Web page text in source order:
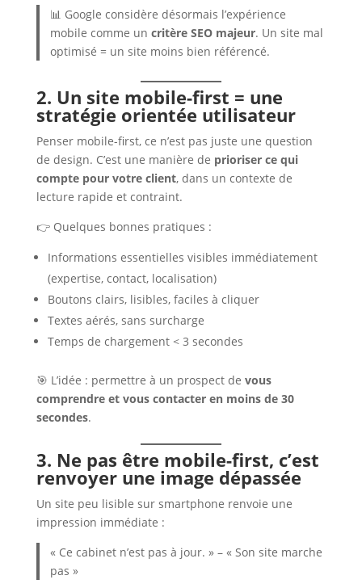
📊 Google considère désormais l’expérience
mobile comme uncritère SEO majeur. Un site mal
optimisé = un site moins bien référencé.
2. Un site mobile-first = une
stratégie orientée utilisateur
Penser mobile-first, ce n’est pas juste une question
de design. C’est une manière de prioriser ce qui
compte pour votre client, dans un contexte de
lecture rapide et contraint.
👉 Quelques bonnes pratiques :
Informations essentielles visibles immédiatement
(expertise, contact, localisation)
Boutons clairs, lisibles, faciles à cliquer
Textes aérés, sans surcharge
Temps de chargement < 3 secondes
🎯 L’idée : permettre à un prospect de vous
comprendre et vous contacter en moins de 30
secondes.
3. Ne pas être mobile-first, c’est
renvoyer une image dépassée
Un site peu lisible sur smartphone renvoie une
impression immédiate :
« Ce cabinet n’est pas à jour. » – « Son site marche
pas »